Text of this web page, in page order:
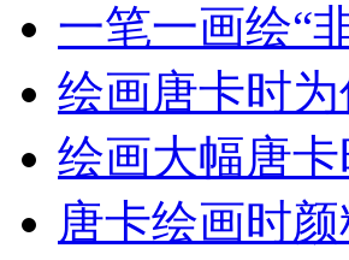
一笔一画绘“
绘画唐卡时
绘画大幅唐
唐卡绘画时